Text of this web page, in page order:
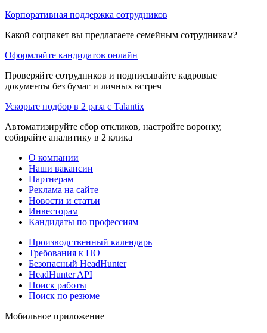
Корпоративная поддержка сотрудников
Какой соцпакет вы предлагаете семейным сотрудникам?
Оформляйте кандидатов онлайн
Проверяйте сотрудников и подписывайте кадровые
документы без бумаг и личных встреч
Ускорьте подбор в 2 раза с Talantix
Автоматизируйте сбор откликов, настройте воронку,
собирайте аналитику в 2 клика
О компании
Наши вакансии
Партнерам
Реклама на сайте
Новости и статьи
Инвесторам
Кандидаты по профессиям
Производственный календарь
Требования к ПО
Безопасный HeadHunter
HeadHunter API
Поиск работы
Поиск по резюме
Мобильное приложение